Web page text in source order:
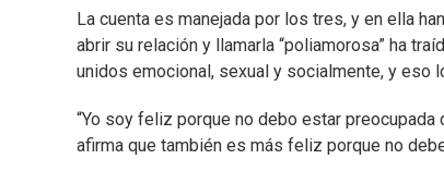
La cuenta es manejada por los tres, y en ella
abrir su relación y llamarla “poliamorosa” ha
unidos emocional, sexual y socialmente, y eso
“Yo soy feliz porque no debo estar
afirma que también es más feliz porque no